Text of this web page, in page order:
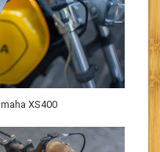
XS400